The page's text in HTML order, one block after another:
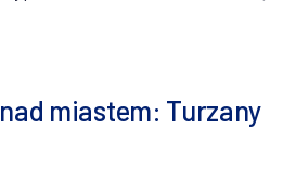
miastem: Turzany